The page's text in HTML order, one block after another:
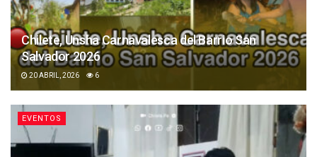
Chilete, Unsha Carnavalesca del Barrio San
Salvador 2026
20 ABRIL, 2026 6
EVENTOS